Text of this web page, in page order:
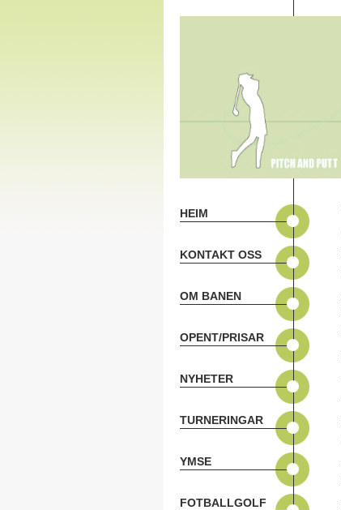
HEIM
KONTAKT OSS
OM BANEN
OPENT/PRISAR
NYHETER
TURNERINGAR
YMSE
FOTBALLGOLF